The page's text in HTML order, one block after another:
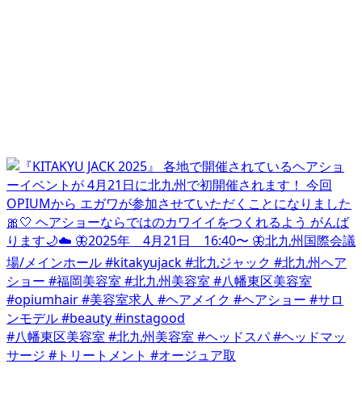
#八幡東区美容室 #北九州美容室 #ヘッドスパ #ヘッドマッ
サージ #トリートメント #オージュア取